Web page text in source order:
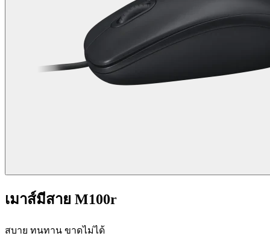
เมาส์มีสาย M100r
สบาย ทนทาน ขาดไม่ได้